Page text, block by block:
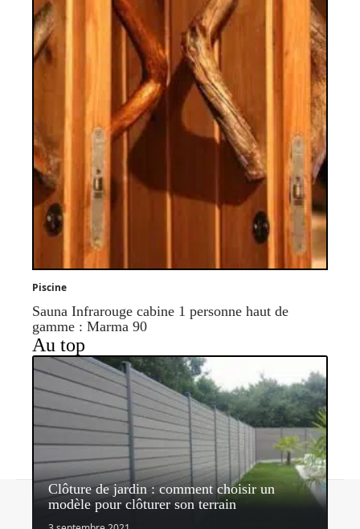
Piscine
Sauna Infrarouge cabine 1 personne haut de
gamme : Marma 90
Au top
Clôture de jardin : comment choisir un
modèle pour clôturer son terrain
Contact Mentions légales Sitemap